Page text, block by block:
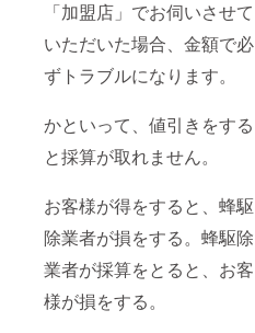
「加盟店」でお伺いさせて
いただいた場合、金額で必
ずトラブルになります。
かといって、値引きをする
と採算が取れません。
お客様が得をすると、蜂駆
除業者が損をする。蜂駆除
業者が採算をとると、お客
様が損をする。